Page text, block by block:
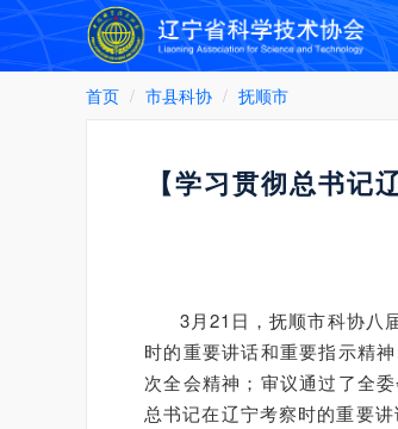
首页 市县科协 抚顺市
【学习贯彻总书
3月21日，抚顺市科协八
时的重要讲话和重要指示精
次全会精神；审议通过了全
总书记在辽宁考察时的重要